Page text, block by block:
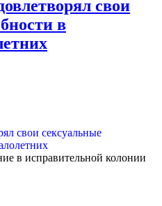
свои
в
в исправительной колонии